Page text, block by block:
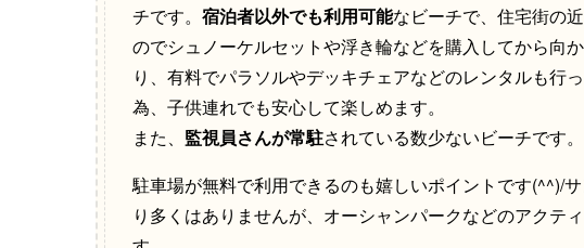
チです。 宿泊者以外でも利用可能なビーチで、住宅街の
のでシュノーケルセットや浮き輪などを購入してから向
り、有料でパラソルやデッキチェアなどのレンタルも行
為、子供連れでも安心して楽しめます。
また、 監視員さんが常駐されている数少ないビーチです。
駐車場が無料で利用できるのも嬉しいポイントです(^^)/
り多くはありませんが、オーシャンパークなどのアクテ